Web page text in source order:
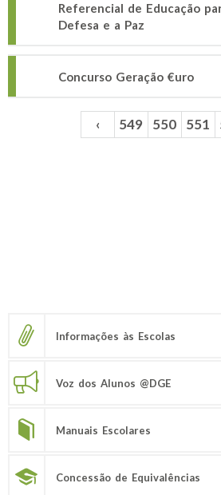
Referencial de Educação
Defesa e a Paz
Concurso Geração €uro
‹ 549 550 551
Informações às Escolas
Voz dos Alunos @DGE
Manuais Escolares
Concessão de Equivalências